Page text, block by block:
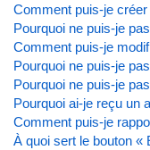
Comment puis-je
Pourquoi ne puis-je
Comment puis-je
Pourquoi ne puis-je
Pourquoi ne puis-je
Pourquoi ai-je reçu un
Comment puis-je
À quoi sert le bouton «